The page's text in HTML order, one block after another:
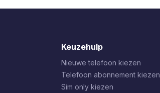
Keuzehulp
Nieuwe telefoon kiezen
Telefoon abonnement kiezen
Sim only kiezen